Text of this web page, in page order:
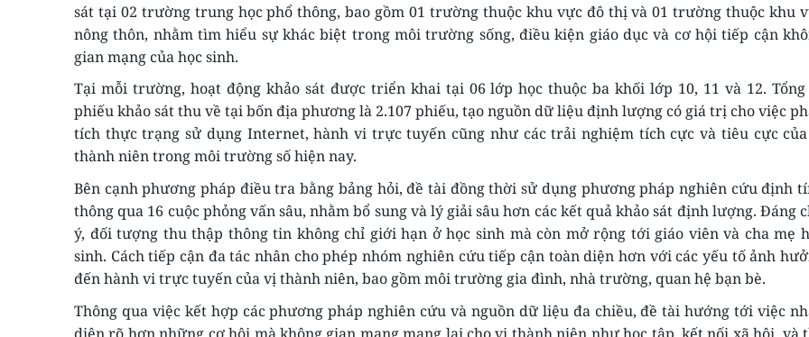
sát tại 02 trường trung học phổ thông, bao gồm 01 trường thuộc khu vực đô thị và 01 trường thuộc khu
nông thôn, nhằm tìm hiểu sự khác biệt trong môi trường sống, điều kiện giáo dục và cơ hội tiếp cận
gian mạng của học sinh.
Tại mỗi trường, hoạt động khảo sát được triển khai tại 06 lớp học thuộc ba khối lớp 10, 11 và 12. Tổng
phiếu khảo sát thu về tạibốn địa phươnglà 2.107 phiếu, tạo nguồn dữ liệu định lượng có giá trị cho việc
tích thực trạng sử dụng Internet, hành vi trực tuyến cũng như các trải nghiệm tích cực và tiêu cực
thành niên trong môi trường số hiện nay.
Bên cạnh phương pháp điều tra bằng bảng hỏi, đề tài đồng thời sử dụng phương pháp nghiên cứu định
thông qua 16 cuộc phỏng vấn sâu, nhằm bổ sung và lý giải sâu hơn các kết quả khảo sát định lượng. Đáng
ý, đối tượng thu thập thông tin không chỉ giới hạn ở học sinh mà còn mở rộng tới giáo viên và cha mẹ
sinh. Cách tiếp cận đa tác nhân cho phép nhóm nghiên cứu tiếp cận toàn diện hơn với các yếu tố ảnh
đến hành vi trực tuyến của vị thành niên, bao gồm môi trường gia đình, nhà trường, quan hệ bạn bè.
Thông qua việc kết hợp các phương pháp nghiên cứu và nguồn dữ liệu đa chiều, đề tài hướng tới việc